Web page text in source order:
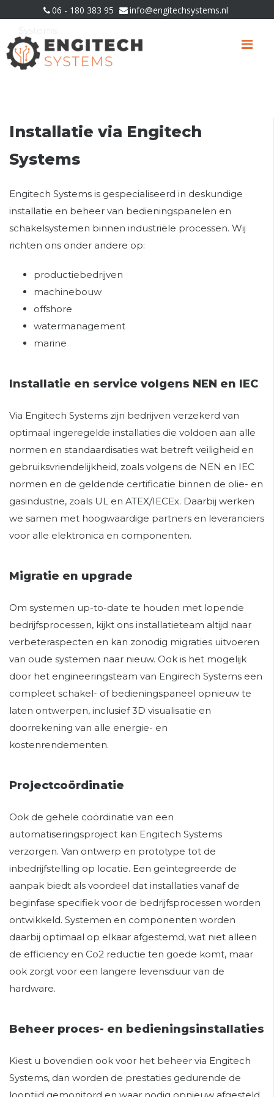
06 - 180 383 95 info@engitechsystems.nl
U bevindt zich hier:Home»Installatie via Engitech
Installatie via Engitech
Systems
Engitech Systems is gespecialiseerd in deskundige
installatie en beheer van bedieningspanelen en
schakelsystemen binnen industriële processen. Wij
richten ons onder andere op:
productiebedrijven
machinebouw
offshore
watermanagement
marine
Installatie en service volgens NEN en IEC
Via Engitech Systems zijn bedrijven verzekerd van
optimaal ingeregelde installaties die voldoen aan alle
normen en standaardisaties wat betreft veiligheid en
gebruiksvriendelijkheid, zoals volgens de NEN en IEC
normen en de geldende certificatie binnen de olie- en
gasindustrie, zoals UL en ATEX/IECEx. Daarbij werken
we samen met hoogwaardige partners en leveranciers
voor alle elektronica en componenten.
Migratie en upgrade
Om systemen up-to-date te houden met lopende
bedrijfsprocessen, kijkt ons installatieteam altijd naar
verbeteraspecten en kan zonodig migraties uitvoeren
van oude systemen naar nieuw. Ook is het mogelijk
door het engineeringsteam van Engirech Systems een
compleet schakel- of bedieningspaneel opnieuw te
laten ontwerpen, inclusief 3D visualisatie en
doorrekening van alle energie- en
kostenrendementen.
Projectcoördinatie
Ook de gehele coördinatie van een
automatiseringsproject kan Engitech Systems
verzorgen. Van ontwerp en prototype tot de
inbedrijfstelling op locatie. Een geïntegreerde de
aanpak biedt als voordeel dat installaties vanaf de
beginfase specifiek voor de bedrijfsprocessen worden
ontwikkeld. Systemen en componenten worden
daarbij optimaal op elkaar afgestemd, wat niet alleen
de efficiency en Co2 reductie ten goede komt, maar
ook zorgt voor een langere levensduur van de
hardware.
Beheer proces- en bedieningsinstallaties
Kiest u bovendien ook voor het beheer via Engitech
Systems, dan worden de prestaties gedurende de